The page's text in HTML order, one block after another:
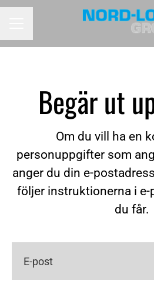
Begär ut
Om du vill ha en
personuppgifter som
anger du din e-
följer instruktionerna i
du får.